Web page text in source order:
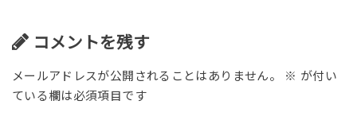
コメントを残す
メールアドレスが公開されることはありません。 ※ が付い
ている欄は必須項目です